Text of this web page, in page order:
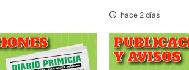
hace 2 días